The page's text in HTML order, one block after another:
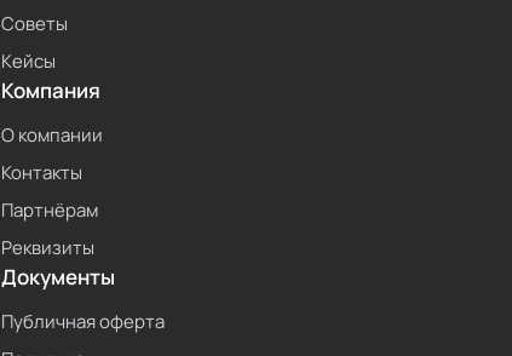
Советы
Кейсы
Компания
О компании
Контакты
Партнёрам
Реквизиты
Документы
Публичная оферта